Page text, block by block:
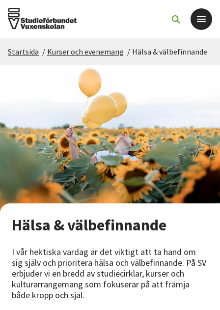
Sök kurser och evenemang
Om SV
Starta studiecirkel
Cirkelledare
Nyheter
Avdelningar
Lyssna
Startsida / Kurser och evenemang / Hälsa & välbefinnande
Hälsa & välbefinnande
I vår hektiska vardag är det viktigt att ta hand om
sig själv och prioritera hälsa och välbefinnande. På SV
erbjuder vi en bredd av studiecirklar, kurser och
kulturarrangemang som fokuserar på att främja
både kropp och själ.